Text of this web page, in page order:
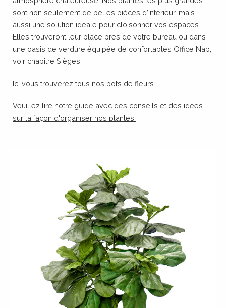
sont non seulement de belles piéces d’intérieur, mais
aussi une solution idéale pour cloisonner vos espaces.
Elles trouveront leur place prés de votre bureau ou dans
une oasis de verdure équipée de confortables Office Nap,
voir chapitre Sièges.
Ici vous trouverez tous nos pots de fleurs
Veuillez lire notre guide avec des conseils et des idées
sur la façon d'organiser nos plantes.